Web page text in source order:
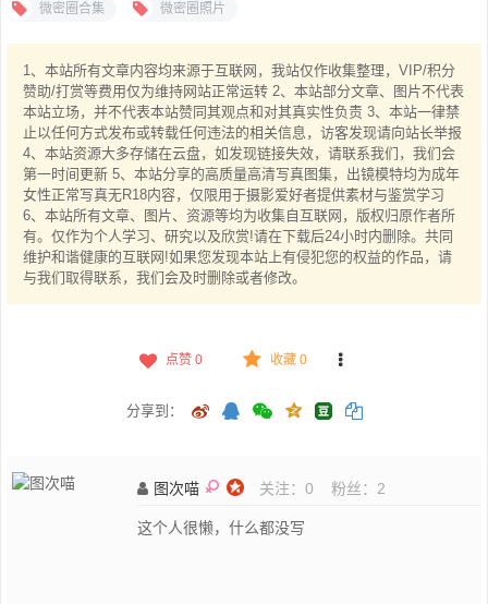
微密圈合集 微密圈照片
1、本站所有文章内容均来源于互联网，我站仅作收集整理，VIP/积分
赞助/打赏等费用仅为维持网站正常运转 2、本站部分文章、图片不代表
本站立场，并不代表本站赞同其观点和对其真实性负责 3、本站一律禁
止以任何方式发布或转载任何违法的相关信息，访客发现请向站长举报
4、本站资源大多存储在云盘，如发现链接失效，请联系我们，我们会
第一时间更新 5、本站分享的高质量高清写真图集，出镜模特均为成年
女性正常写真无R18内容，仅限用于摄影爱好者提供素材与鉴赏学习
6、本站所有文章、图片、资源等均为收集自互联网，版权归原作者所
有。仅作为个人学习、研究以及欣赏!请在下载后24小时内删除。共同
维护和谐健康的互联网!如果您发现本站上有侵犯您的权益的作品，请
与我们取得联系，我们会及时删除或者修改。
点赞 0 收藏 0
分享到：
图次喵 关注： 0 粉丝： 2
这个人很懒，什么都没写